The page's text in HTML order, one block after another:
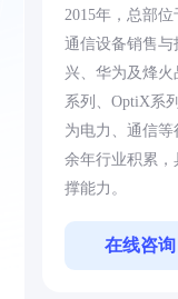
2015年，总部
通信设备销售与
兴、华为及烽
系列、OptiX系
为电力、通信
余年行业积累
撑能力。
在线咨询